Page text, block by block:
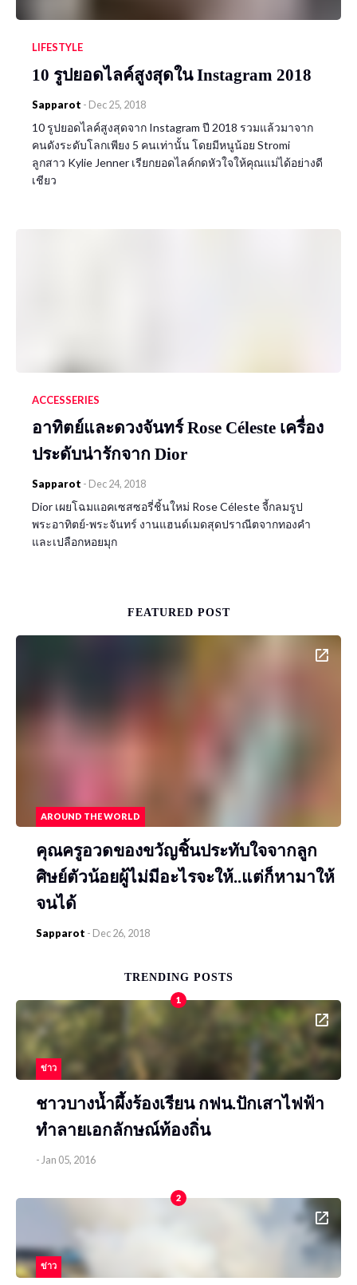
LIFESTYLE
10 รูปยอดไลค์สูงสุดใน Instagram 2018
Sapparot - Dec 25, 2018
10 รูปยอดไลค์สูงสุดจาก Instagram ปี 2018 รวมแล้วมาจาก
คนดังระดับโลกเพียง 5 คนเท่านั้น โดยมีหนูน้อย Stromi
ลูกสาว Kylie Jenner เรียกยอดไลค์กดหัวใจให้คุณแม่ได้อย่างดี
เชียว
ACCESSERIES
อาทิตย์และดวงจันทร์ Rose Céleste เครื่อง
ประดับน่ารักจาก Dior
Sapparot - Dec 24, 2018
Dior เผยโฉมแอคเซสซอรี่ชิ้นใหม่ Rose Céleste จี้กลมรูป
พระอาทิตย์-พระจันทร์ งานแฮนด์เมดสุดปราณีตจากทองคำ
และเปลือกหอยมุก
FEATURED POST
AROUND THE WORLD
คุณครูอวดของขวัญชิ้นประทับใจจากลูก
ศิษย์ตัวน้อยผู้ไม่มีอะไรจะให้..แต่ก็หามาให้
จนได้
Sapparot - Dec 26, 2018
TRENDING POSTS
1
ข่าว
ชาวบางน้ำผึ้งร้องเรียน กฟน.ปักเสาไฟฟ้า
ทำลายเอกลักษณ์ท้องถิ่น
-Jan 05, 2016
2
ข่าว